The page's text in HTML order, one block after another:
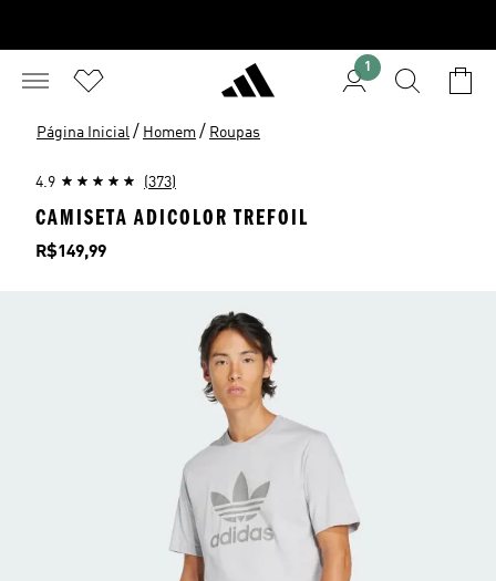
1
Página Inicial / Homem / Roupas
4.9 (373)
CAMISETA ADICOLOR TREFOIL
Preço
R$149,99